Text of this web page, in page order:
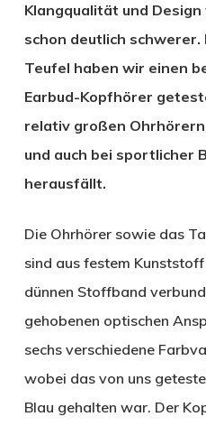
Klangqualität und
schon deutlich schwerer.
Teufel haben wir einen
Earbud-Kopfhörer
relativ großen
und auch bei sportlicher
herausfällt.
Die Ohrhörer sowie das
sind aus festem
dünnen Stoffband
gehobenen optischen
sechs verschiedene
wobei das von uns
Blau gehalten war. Der